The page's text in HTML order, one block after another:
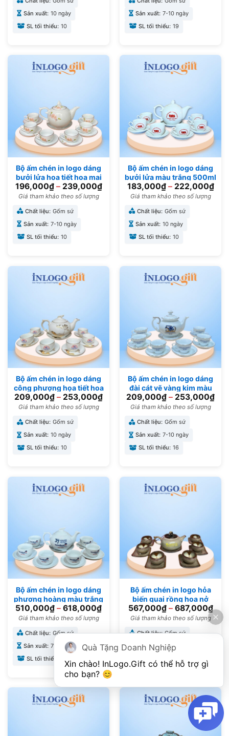
Sản xuất: 10 ngày
SL tối thiểu: 10
Sản xuất: 7-10 ngày
SL tối thiểu: 19
Bộ ấm chén in logo dáng
bưởi lửa họa tiết hoa mai
đỏ 650ml AC-06
196,000₫– 239,000₫
Giá tham khảo theo số lượng
Chất liệu: Gốm sứ
Sản xuất: 7-10 ngày
SL tối thiểu: 10
Bộ ấm chén in logo dáng
bưởi lửa màu trắng 500ml
AC-03
183,000₫– 222,000₫
Giá tham khảo theo số lượng
Chất liệu: Gốm sứ
Sản xuất: 10 ngày
SL tối thiểu: 10
Bộ ấm chén in logo dáng
công phượng họa tiết hoa
sen viền vàng kim 500ml
AC-10
209,000₫ – 253,000₫
Giá tham khảo theo số lượng
Chất liệu: Gốm sứ
Sản xuất: 10 ngày
SL tối thiểu: 10
Bộ ấm chén in logo dáng
đài cát vẽ vàng kim màu
trắng 650ml AC-13
209,000₫ – 253,000₫
Giá tham khảo theo số lượng
Chất liệu: Gốm sứ
Sản xuất: 7-10 ngày
SL tối thiểu: 16
Bộ ấm chén in logo dáng
phượng hoàng màu trắng
500ml AC-19
510,000₫ – 618,000₫
Giá tham khảo theo số lượng
Chất liệu: Gốm sứ
Sản xuất: 7-10 ngày
SL tối thiểu:
Bộ ấm chén in logo hỏa
biến quai rồng hoa nở
lòng chén 350ml AC-09
567,000₫– 687,000₫
Giá tham khảo theo số lượng
Chất liệu: Gốm sứ
Sản xuất: 10 ngày
Quà Tặng Doanh Nghiệp
Xin chào! InLogo.Gift có thể hỗ trợ gì
cho bạn? 😊